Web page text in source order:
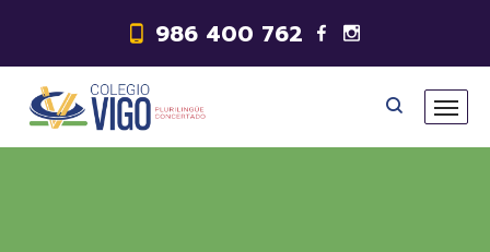
986 400 762